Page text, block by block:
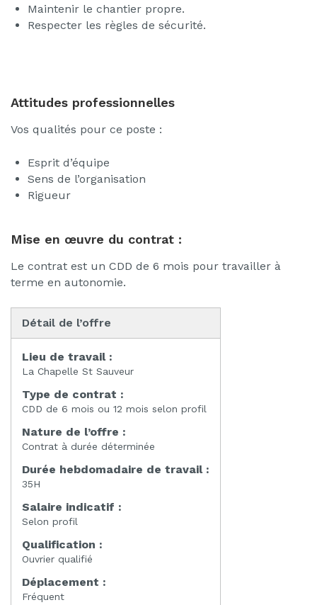
Maintenir le chantier propre.
Respecter les règles de sécurité.
Attitudes professionnelles
Vos qualités pour ce poste :
Esprit d’équipe
Sens de l’organisation
Rigueur
Mise en œuvre du contrat :
Le contrat est un CDD de 6 mois pour travailler à
terme en autonomie.
Détail de l’offre
Lieu de travail :
La Chapelle St Sauveur
Type de contrat :
CDD de 6 mois ou 12 mois selon profil
Nature de l’offre :
Contrat à durée déterminée
Durée hebdomadaire de travail :
35H
Salaire indicatif :
Selon profil
Qualification :
Ouvrier qualifié
Déplacement :
Fréquent